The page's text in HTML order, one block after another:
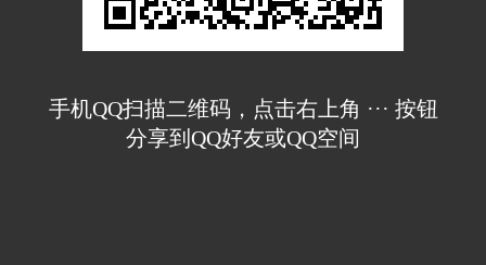
手机QQ扫描二维码，点击右上角 ··· 按钮
分享到QQ好友或QQ空间